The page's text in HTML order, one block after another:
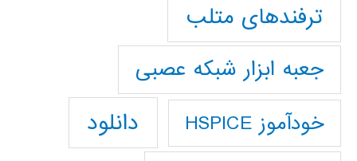
ترفندهای متلب
جعبه ابزار شبکه عصبی
خودآموز HSPICE دانلود